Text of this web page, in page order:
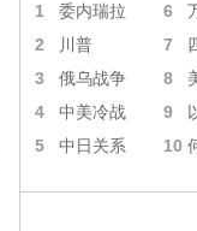
1 委内瑞拉 6
2 川普 7
3 俄乌战争 8
4 中美冷战 9
5 中日关系 10